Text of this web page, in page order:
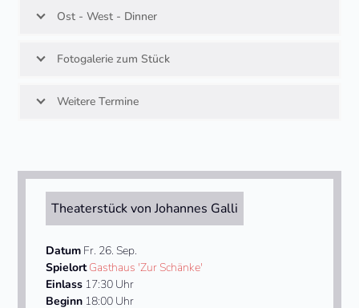
Ost - West - Dinner
Fotogalerie zum Stück
Weitere Termine
Theaterstück von Johannes Galli
Datum Fr. 26. Sep.
SpielortGasthaus 'Zur Schänke'
Einlass 17:30 Uhr
Beginn 18:00 Uhr